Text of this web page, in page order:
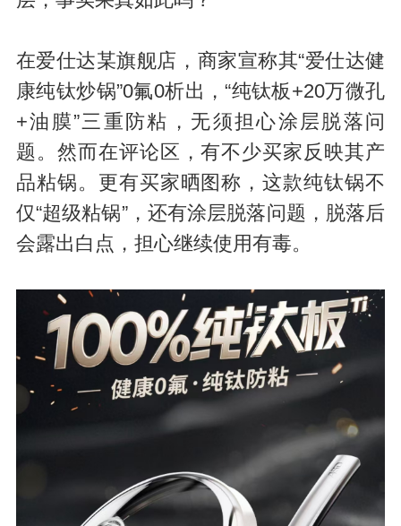
在爱仕达某旗舰店，商家宣称其“爱仕达健
康纯钛炒锅”0氟0析出，“纯钛板+20万微孔
+油膜”三重防粘，无须担心涂层脱落问
题。然而在评论区，有不少买家反映其产
品粘锅。更有买家晒图称，这款纯钛锅不
仅“超级粘锅”，还有涂层脱落问题，脱落后
会露出白点，担心继续使用有毒。